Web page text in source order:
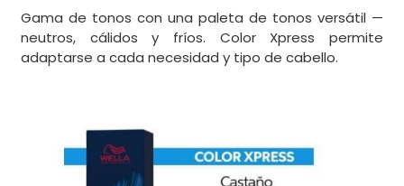
Gama de tonos con una paleta de tonos versátil —
neutros, cálidos y fríos. Color Xpress permite
adaptarse a cada necesidad y tipo de cabello.